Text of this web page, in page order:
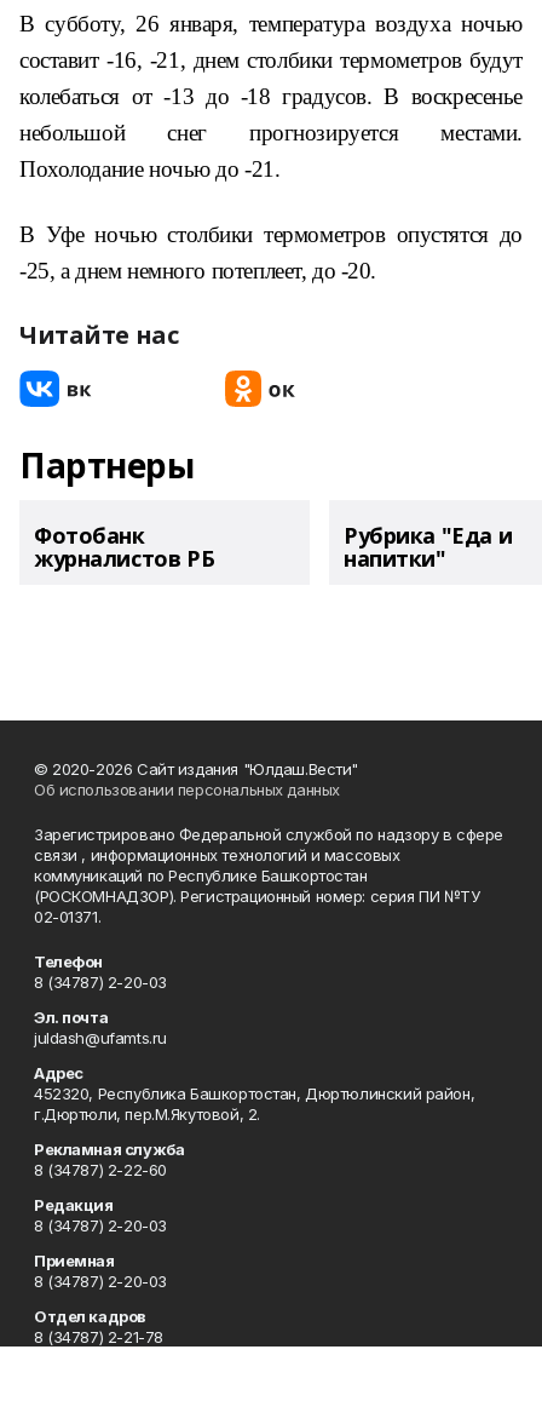
В субботу, 26 января, температура воздуха ночью
составит -16, -21, днем столбики термометров будут
колебаться от -13 до -18 градусов. В воскресенье
небольшой снег прогнозируется местами.
Похолодание ночью до -21.
В Уфе ночью столбики термометров опустятся до
-25, а днем немного потеплеет, до -20.
Читайте нас
Партнеры
Фотобанк
журналистов РБ
Рубрика "Еда и
напитки"
© 2020-2026 Сайт издания "Юлдаш.Вести"
Об использовании персональных данных
Зарегистрировано Федеральной службой по надзору в сфере
связи , информационных технологий и массовых
коммуникаций по Республике Башкортостан
(РОСКОМНАДЗОР). Регистрационный номер: серия ПИ №ТУ
02-01371.
Телефон
8 (34787) 2-20-03
Эл. почта
juldash@ufamts.ru
Адрес
452320, Республика Башкортостан, Дюртюлинский район,
г.Дюртюли, пер.М.Якутовой, 2.
Рекламная служба
8 (34787) 2-22-60
Редакция
8 (34787) 2-20-03
Приемная
8 (34787) 2-20-03
Отдел кадров
8 (34787) 2-21-78